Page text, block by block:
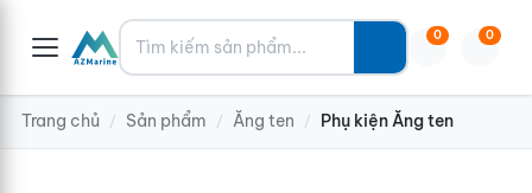
Tìm kiếm 0 0
Trang chủ / Sản phẩm / Ăng ten / Phụ kiện Ăng ten